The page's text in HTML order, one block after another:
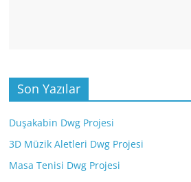
Son Yazılar
Duşakabin Dwg Projesi
3D Müzik Aletleri Dwg Projesi
Masa Tenisi Dwg Projesi